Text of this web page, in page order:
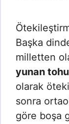
Başka
milletten
yunan
olarak
sonra
göre boşa